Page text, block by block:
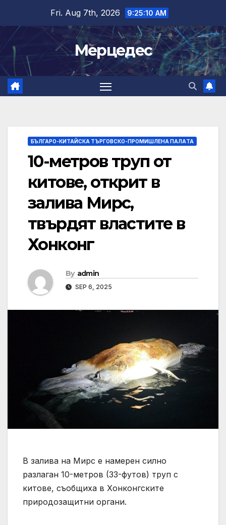
content
Fri. Aug 7th, 2026 9:25:11 AM
Мерцедес
БЪЛГАРО-КИТАЙСКА ТЪРГОВСКО-ПРОМИШЛЕНА ПАЛAТА
10-метров труп от
китове, открит в
залива Мирс,
твърдят властите в
Хонконг
By admin
SEP 6, 2025
В залива на Мирс е намерен силно
разлаган 10-метров (33-футов) труп с
китове, съобщиха в Хонконгските
природозащитни органи.